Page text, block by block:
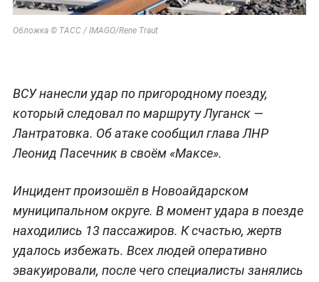
Обложка © ТАСС / IMAGO/Rene Traut
ВСУ нанесли удар по пригородному поезду,
который следовал по маршруту Луганск —
Лантратовка. Об атаке сообщил глава ЛНР
Леонид Пасечник в своём «Максе».
Инцидент произошёл в Новоайдарском
муниципальном округе. В момент удара в поезде
находились 13 пассажиров. К счастью, жертв
удалось избежать. Всех людей оперативно
эвакуировали, после чего специалисты занялись